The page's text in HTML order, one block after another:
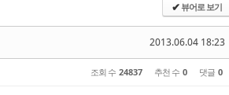
✔뷰어로 보기
2013.06.04 18:23
조회 수 24837 추천 수 0 댓글 0